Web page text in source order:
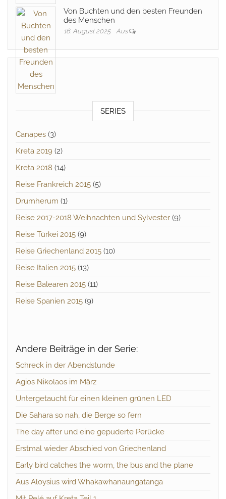
Von Buchten und den besten Freunden
des Menschen
16. August 2025 Aus
SERIES
Canapes (3)
Kreta 2019 (2)
Kreta 2018 (14)
Reise Frankreich 2015 (5)
Drumherum (1)
Reise 2017-2018 Weihnachten und Sylvester (9)
Reise Türkei 2015 (9)
Reise Griechenland 2015 (10)
Reise Italien 2015 (13)
Reise Balearen 2015 (11)
Reise Spanien 2015 (9)
Andere Beiträge in der Serie:
Schreck in der Abendstunde
Agios Nikolaos im März
Untergetaucht für einen kleinen grünen LED
Die Sahara so nah, die Berge so fern
The day after und eine gepuderte Perücke
Erstmal wieder Abschied von Griechenland
Early bird catches the worm, the bus and the plane
Aus Aloysius wird Whakawhanaungatanga